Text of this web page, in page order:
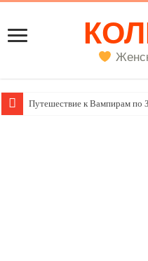
Путешествие к Вампирам по